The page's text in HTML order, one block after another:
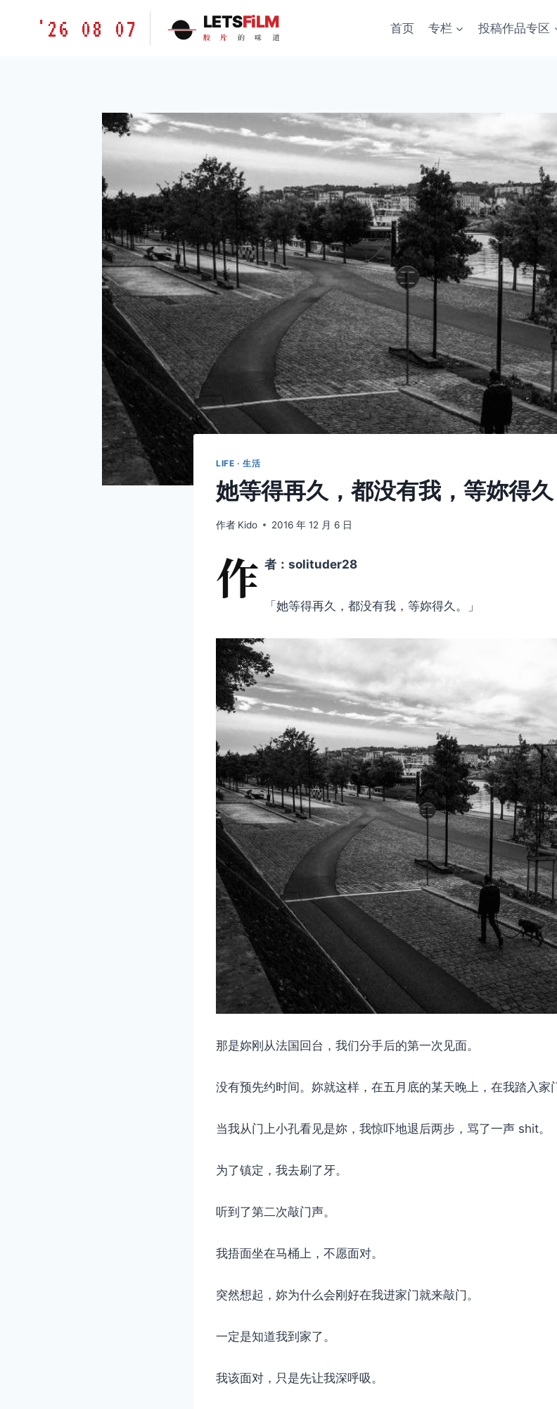
胶'26 08 07 LETSFiLM
胶 片 的 味 道
首页 专栏 投稿作品专区
LIFE · 生活
她等得再久，都没有我，等妳得久
作者 Kido 2016 年 12 月 6 日
作 者：solituder28
「她等得再久，都没有我，等妳得久。」
那是妳刚从法国回台，我们分手后的第一次见面。
没有预先约时间。妳就这样，在五月底的某天晚上，在我踏入家
当我从门上小孔看见是妳，我惊吓地退后两步，骂了一声 shit。
为了镇定，我去刷了牙。
听到了第二次敲门声。
我捂面坐在马桶上，不愿面对。
突然想起，妳为什么会刚好在我进家门就来敲门。
一定是知道我到家了。
我该面对，只是先让我深呼吸。